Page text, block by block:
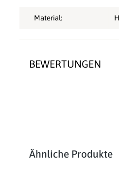
BEWERTUNGEN
Material:
Produktgalerie überspringen
Ähnliche Produkte